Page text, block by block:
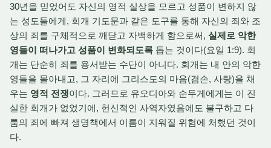
30년을 믿었어도 자신의 영적 실상을 모르고 성품이 변하지 않
는 성도들에게, 회개 기도문과 같은 도구를 통해 자신의 죄와 조
상의 죄를 구체적으로 깨닫고 자백하게 함으로써, 실제로 악한
영들이 떠나가고 성품이 변화되도록 돕는 것이다(요일 1:9). 회
개는 단순히 죄를 용서받는 수단이 아니다. 회개는 내 안의 악한
영들을 몰아내고, 그 자리에 그리스도의 마음(겸손, 사랑)을 채
우는 영적 전쟁이다. 그러므로 유오디아와 순두게에게는 이 진
실한 회개가 없었기에, 헌신적인 사역자였음에도 불구하고 다
툼의 죄에 빠져 생명책에서 이름이 지워질 위험에 처했던 것이
다.